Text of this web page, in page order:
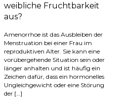
weibliche Fruchtbarkeit
aus?
Amenorrhoe ist das Ausbleiben der
Menstruation bei einer Frau im
reproduktiven Alter. Sie kann eine
vorübergehende Situation sein oder
länger anhalten und ist häufig ein
Zeichen dafür, dass ein hormonelles
Ungleichgewicht oder eine Störung
der […]